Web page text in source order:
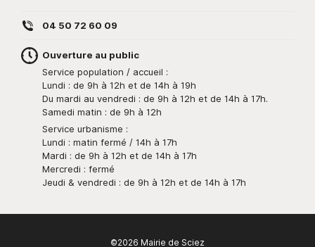
04 50 72 60 09
Ouverture au public
Service population / accueil :
Lundi : de 9h à 12h et de 14h à 19h
Du mardi au vendredi : de 9h à 12h et de 14h à 17h.
Samedi matin : de 9h à 12h
Service urbanisme :
Lundi : matin fermé / 14h à 17h
Mardi : de 9h à 12h et de 14h à 17h
Mercredi : fermé
Jeudi & vendredi : de 9h à 12h et de 14h à 17h
©2026 Mairie de Sciez